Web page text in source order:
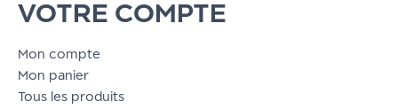
VOTRE COMPTE
Mon compte
Mon panier
Tous les produits